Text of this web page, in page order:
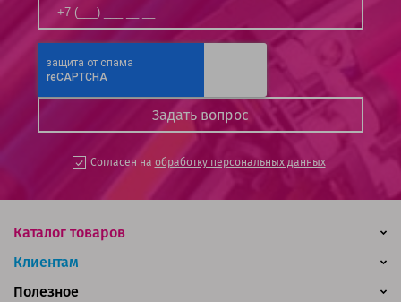
Согласен на обработку персональных данных
Каталог товаров
Клиентам
Полезное